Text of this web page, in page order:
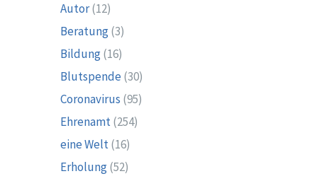
Autor(12)
Beratung(3)
Bildung(16)
Blutspende (30)
Coronavirus (95)
Ehrenamt(254)
eine Welt(16)
Erholung(52)